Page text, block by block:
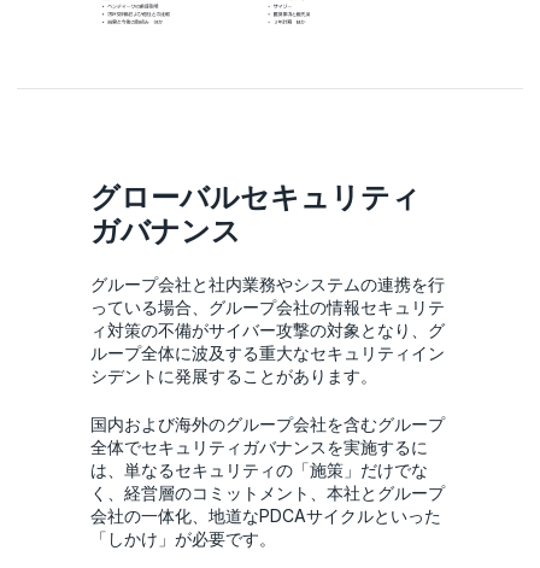
グローバルセキュリティ
ガバナンス
グループ会社と社内業務やシステムの連携を行
っている場合、グループ会社の情報セキュリテ
ィ対策の不備がサイバー攻撃の対象となり、グ
ループ全体に波及する重大なセキュリティイン
シデントに発展することがあります。
国内および海外のグループ会社を含むグループ
全体でセキュリティガバナンスを実施するに
は、単なるセキュリティの「施策」だけでな
く、経営層のコミットメント、本社とグループ
会社の一体化、地道なPDCAサイクルといった
「しかけ」が必要です。